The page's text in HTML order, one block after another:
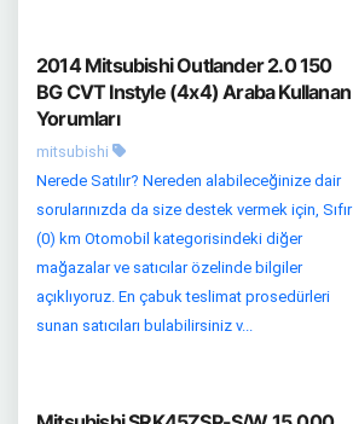
2014 Mitsubishi Outlander 2.0 150
BG CVT Instyle (4x4) Araba Kullanan
Yorumları
mitsubishi
Nerede Satılır? Nereden alabileceğinize dair
sorularınızda da size destek vermek için, Sıfır
(0) km Otomobil kategorisindeki diğer
mağazalar ve satıcılar özelinde bilgiler
açıklıyoruz. En çabuk teslimat prosedürleri
sunan satıcıları bulabilirsiniz v...